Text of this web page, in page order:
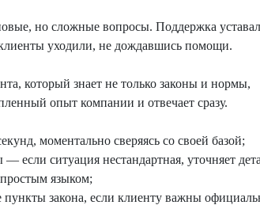
но сложные вопросы. Поддержка
уходили, не дождавшись помощи.
который знает не только законы и нормы,
опыт компании и отвечает сразу.
моментально сверяясь со своей базой;
если ситуация нестандартная, уточняет
простым языком;
закона, если клиенту важны